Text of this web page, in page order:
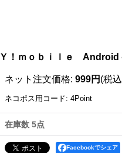
Ｙ！ｍｏｂｉｌｅ
ネット注文価格: 999円 (税
ネコポス用コード: 4Point
在庫数 5点
Facebookでシェア